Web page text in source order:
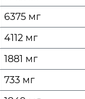
6375 мг
4112 мг
1881 мг
733 мг